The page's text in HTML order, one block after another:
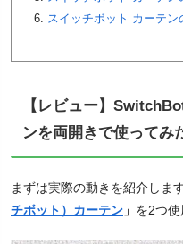
スイッチボット カーテ
【レビュー】
ンを両開きで使ってみ
まずは実際の動きを紹介しま
チボット）カーテン 」 を2つ使